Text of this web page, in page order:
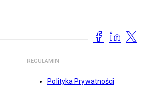
REGULAMIN
Polityka Prywatności